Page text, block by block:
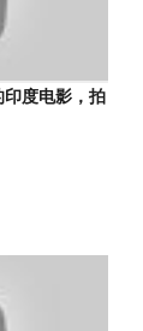
印度电影，拍